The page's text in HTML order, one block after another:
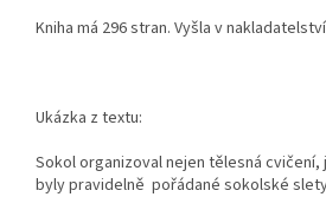
Kniha má 296 stran. Vyšla v
Ukázka z textu:
Sokol organizoval nejen tělesná
byly pravidelně pořádané sokolské